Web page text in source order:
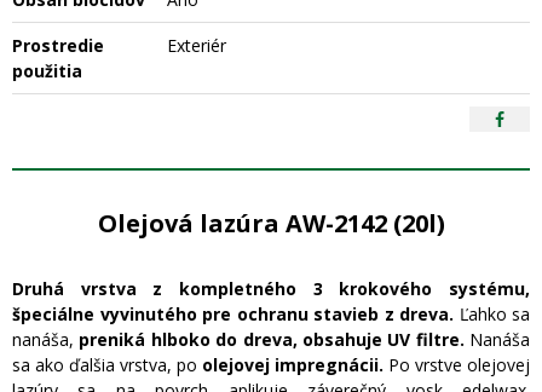
Prostredie
použitia
Exteriér
Olejová lazúra AW-2142 (20l)
Druhá vrstva z kompletného 3 krokového systému,
špeciálne vyvinutého pre ochranu stavieb z dreva. Ľahko sa
nanáša, preniká hlboko do dreva, obsahuje UV filtre. Nanáša
sa ako ďalšia vrstva, po olejovej impregnácii. Po vrstve olejovej